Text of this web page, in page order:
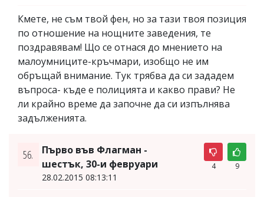
Кмете, не съм твой фен, но за тази твоя позиция
по отношение на нощните заведения, те
поздравявам! Що се отнася до мнението на
малоумниците-кръчмари, изобщо не им
обръщай внимание. Тук трябва да си зададем
въпроса- къде е полицията и какво прави? Не
ли крайно време да започне да си изпълнява
задълженията.
56.
Първо във Флагман -
шестък, 30-и февруари
28.02.2015 08:13:11
4 9